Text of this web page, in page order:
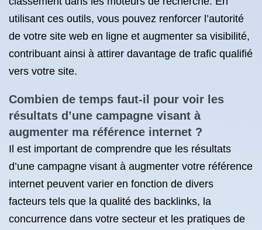
utilisant ces outils, vous pouvez renforcer l’autorité
de votre site web en ligne et augmenter sa visibilité,
contribuant ainsi à attirer davantage de trafic qualifié
vers votre site.
Combien de temps faut-il pour voir les
résultats d’une campagne visant à
augmenter ma référence internet ?
Il est important de comprendre que les résultats
d’une campagne visant à augmenter votre référence
internet peuvent varier en fonction de divers
facteurs tels que la qualité des backlinks, la
concurrence dans votre secteur et les pratiques de